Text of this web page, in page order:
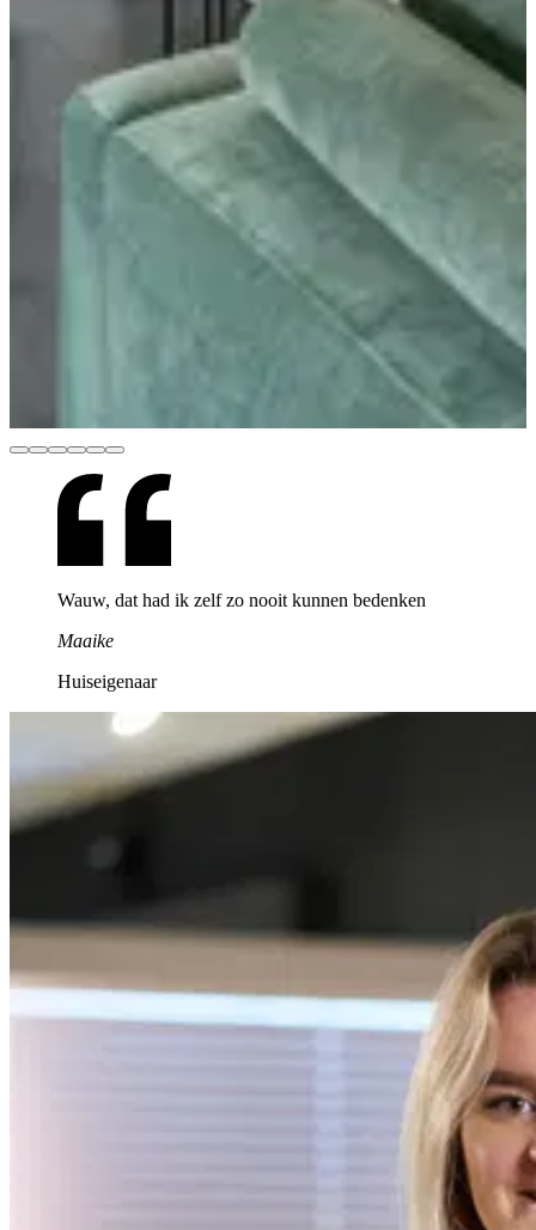
Wauw, dat had ik zelf zo nooit kunnen bedenken
Maaike
Huiseigenaar